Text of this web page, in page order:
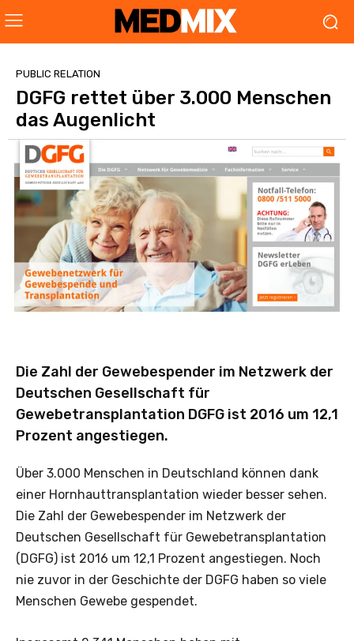
PUBLIC RELATION
DGFG rettet über 3.000 Menschen
das Augenlicht
Die Zahl der Gewebespender im Netzwerk der
Deutschen Gesellschaft für
Gewebetransplantation DGFG ist 2016 um 12,1
Prozent angestiegen.
Über 3.000 Menschen in Deutschland können dank
einer Hornhauttransplantation wieder besser sehen.
Die Zahl der Gewebespender im Netzwerk der
Deutschen Gesellschaft für Gewebetransplantation
(DGFG) ist 2016 um 12,1 Prozent angestiegen. Noch
nie zuvor in der Geschichte der DGFG haben so viele
Menschen Gewebe gespendet.